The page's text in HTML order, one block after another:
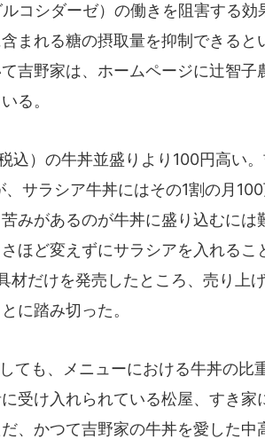
コシダーゼ）の働きを阻害する効
まれる糖の摂取量を抑制できると
吉野家は、ホームページに辻智子
る。
）の牛丼並盛りより100円高い。
サラシア牛丼にはその1割の月
みがあるのが牛丼に盛り込むには
ほど変えずにサラシアを入れるこ
材だけを発売したところ、売り上
に踏み切った。
ても、メニューにおける牛丼の比
受け入れられている松屋、すき家
、かつて吉野家の牛丼を愛した中